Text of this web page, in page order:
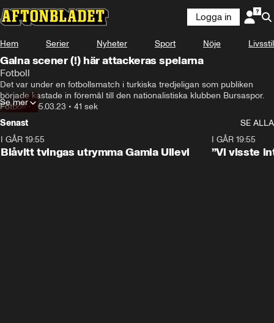
Logga in
Hem Serier Nyheter Sport Nöje Livsstil
Galna scener (!) här attackeras spelarna
Fotboll
Det var under en fotbollsmatch i turkiska tredjeligan som publiken
började kastade in föremål till den nationalistiska klubben Bursaspor.
Fotboll•05.03.23 • 41 sek
Se mer
Senast
SE ALLA
I GÅR 19:55
Blåvitt tvingas utrymma Gamla Ullevi
I GÅR 19:55
”Vi visste